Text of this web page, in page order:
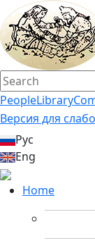
PeopleLibrary
Версия для
Рус
Eng
Home